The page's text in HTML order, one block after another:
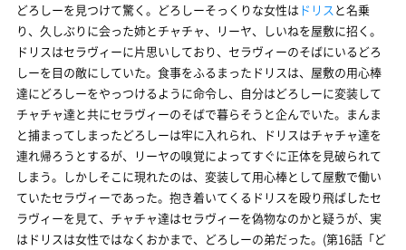
どろしーを見つけて驚く。どろしーそっくりな女性は ドリス と名乗
り、久しぶりに会った姉とチャチャ、リーヤ、しいねを屋敷に招く。
ドリスはセラヴィーに片思いしており、セラヴィーのそばにいるどろ
しーを目の敵にしていた。食事をふるまったドリスは、屋敷の用心棒
達にどろしーをやっつけるように命令し、自分はどろしーに変装して
チャチャ達と共にセラヴィーのそばで暮らそうと企んでいた。まんま
と捕まってしまったどろしーは牢に入れられ、ドリスはチャチャ達を
連れ帰ろうとするが、リーヤの嗅覚によってすぐに正体を見破られて
しまう。しかしそこに現れたのは、変装して用心棒として屋敷で働い
ていたセラヴィーであった。抱き着いてくるドリスを殴り飛ばしたセ
ラヴィーを見て、チャチャ達はセラヴィーを偽物なのかと疑うが、実
はドリスは女性ではなくおかまで、どろしーの弟だった。(第16話「ど